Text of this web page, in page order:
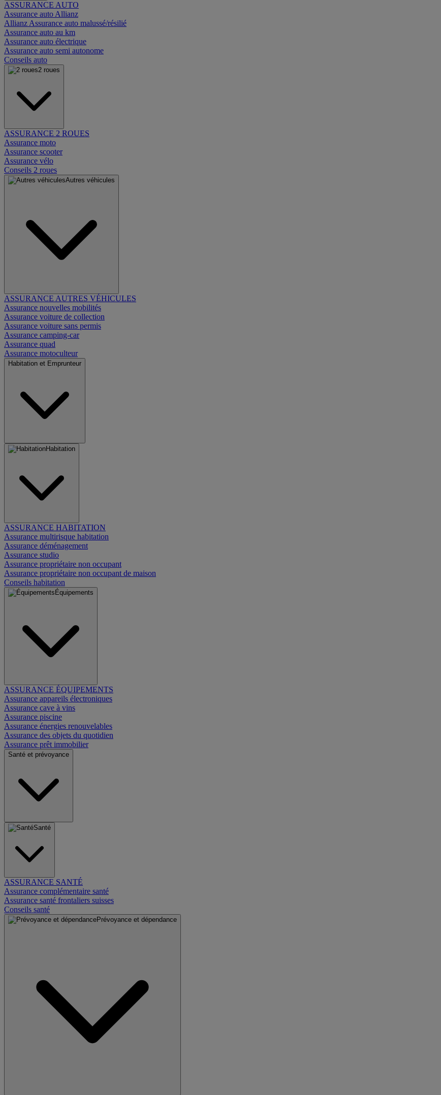
ASSURANCE AUTO
Assurance auto Allianz
Allianz Assurance auto malussé/résilié
Assurance auto au km
Assurance auto électrique
Assurance auto semi autonome
Conseils auto
2 roues
ASSURANCE 2 ROUES
Assurance moto
Assurance scooter
Assurance vélo
Conseils 2 roues
Autres véhicules
ASSURANCE AUTRES VÉHICULES
Assurance nouvelles mobilités
Assurance voiture de collection
Assurance voiture sans permis
Assurance camping-car
Assurance quad
Assurance motoculteur
Habitation et Emprunteur
Habitation
ASSURANCE HABITATION
Assurance multirisque habitation
Assurance déménagement
Assurance studio
Assurance propriétaire non occupant
Assurance propriétaire non occupant de maison
Conseils habitation
Équipements
ASSURANCE ÉQUIPEMENTS
Assurance appareils électroniques
Assurance cave à vins
Assurance piscine
Assurance énergies renouvelables
Assurance des objets du quotidien
Assurance prêt immobilier
Santé et prévoyance
Santé
ASSURANCE SANTÉ
Assurance complémentaire santé
Assurance santé frontaliers suisses
Conseils santé
Prévoyance et dépendance